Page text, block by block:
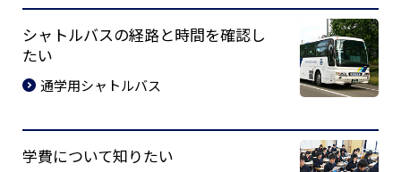
シャトルバスの経路と時間を確認し
たい
通学用シャトルバス
学費について知りたい